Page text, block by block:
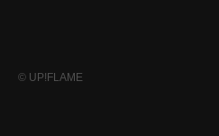
© UP!FLAME